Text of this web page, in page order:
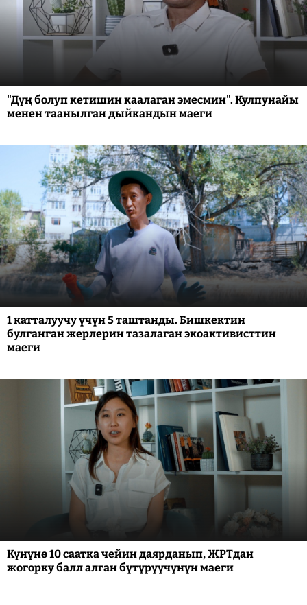
"Дүң болуп кетишин каалаган эмесмин". Кулпунайы
менен таанылган дыйкандын маеги
1 катталуучу үчүн 5 таштанды. Бишкектин
булганган жерлерин тазалаган экоактивисттин
маеги
Күнүнө 10 саатка чейин даярданып, ЖРТдан
жогорку балл алган бүтүрүүчүнүн маеги